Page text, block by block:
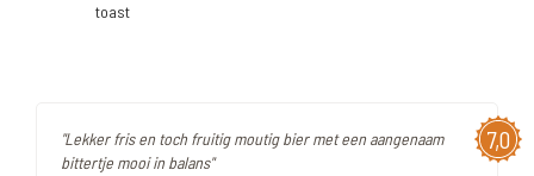
toast
7,0
"Lekker fris en toch fruitig moutig bier met een aangenaam
bittertje mooi in balans"